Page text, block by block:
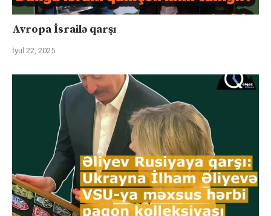
Avropa İsrailə qarşı
İyul 22, 2025